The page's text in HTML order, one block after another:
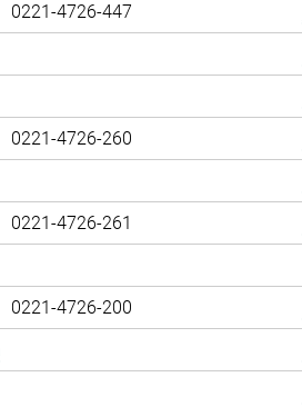
0221-4726-447
0221-4726-260
0221-4726-261
0221-4726-200